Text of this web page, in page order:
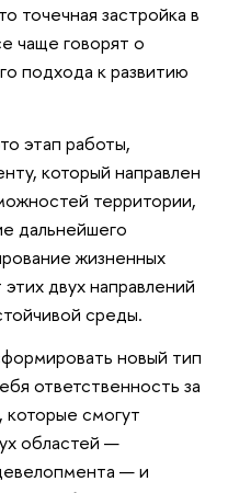
точечная застройка в
чаще говорят о
подхода к развитию
этап работы,
который направлен
территории,
дальнейшего
жизненных
двух направлений
среды.
новый тип
ответственность за
которые смогут
областей —
— и